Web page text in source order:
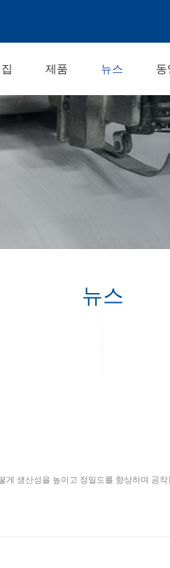
집 제품 뉴스 동
뉴스
생산성을 높이고 정밀도를 향상하며